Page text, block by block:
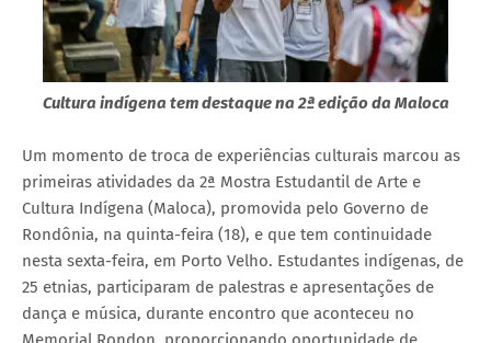
Cultura indígena tem destaque na 2ª edição da Maloca
Um momento de troca de experiências culturais marcou as
primeiras atividades da 2ª Mostra Estudantil de Arte e
Cultura Indígena (Maloca), promovida pelo Governo de
Rondônia, na quinta-feira (18), e que tem continuidade
nesta sexta-feira, em Porto Velho. Estudantes indígenas, de
25 etnias, participaram de palestras e apresentações de
dança e música, durante encontro que aconteceu no